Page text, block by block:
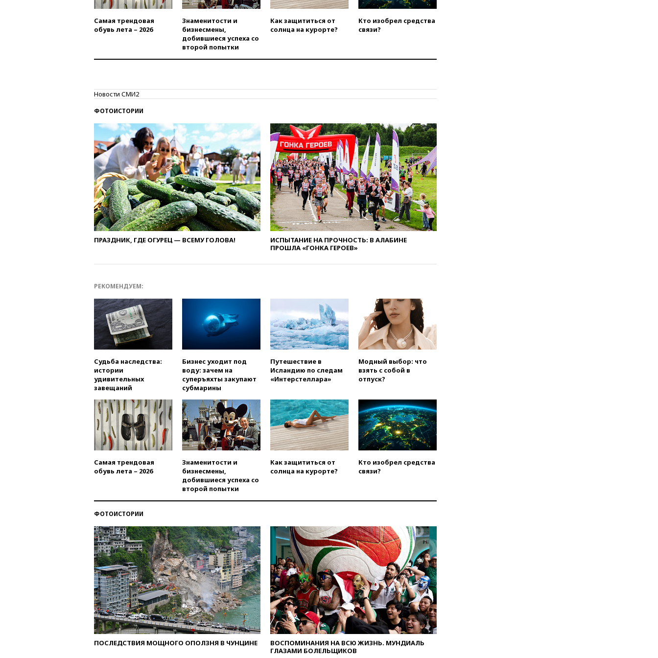
ВМС Испании усилили
присутствие в Сеуте на фоне
миграционного кризиса
качество жилья в Нью-Йорке и
отпустить его с круглого стола
в Госдепе, чтобы «вести
01:35Мигрант погиб при
попытке попасть из Марокко в
Сеуту на параплане
00:30 FT: ЕС не готов принять в
блок Украину из-за уровня
коррупции
вчера, 23:35Лукашенко
объяснил экономическую
выгоду безвизового режима с
ЕС
вчера, 22:59На башню
ресторана «Армения» в
Москве вернут утраченную
Бессент
анонсировал скорое
соглашение о прекращении
огня США и Ирана
вчера, 22:15Три человека
при нападении в Чехии
вчера, 22:00Путин поручил
РЛС для Белгородской
области
вчера, 21:56The Atlantic: Маск
отказал Украине в
использовании Starlink для
атак вглубь РФ
вчера, 21:35 После пожара на
складе в Брянске возбудили
вчера, 21:15Пентагон
опубликовал 16 новых видео с
НЛО
вчера, 21:00 На границе
Украины с Польшей скопилось
свыше 6,5 тысячи грузовиков
вчера, 20:53Швыдкой:
«Интервидение» точно
пройдет в 2026 году
вчера, 20:45ПВО за день
сбила еще 75 украинских
беспилотников над Россией
Самая трендовая
обувь лета – 2026
Знаменитости и
бизнесмены,
добившиеся успеха со
второй попытки
Как защититься от
солнца на курорте?
Кто изобрел средства
связи?
Новости СМИ2
ФОТОИСТОРИИ
ПРАЗДНИК, ГДЕ ОГУРЕЦ — ВСЕМУ ГОЛОВА!
ИСПЫТАНИЕ НА ПРОЧНОСТЬ: В АЛАБИНЕ
ПРОШЛА «ГОНКА ГЕРОЕВ»
РЕКОМЕНДУЕМ:
Судьба наследства:
истории
удивительных
завещаний
Бизнес уходит под
воду: зачем на
суперъяхты закупают
субмарины
Путешествие в
Исландию по следам
«Интерстеллара»
Модный выбор: что
взять с собой в
отпуск?
Самая трендовая
обувь лета – 2026
Знаменитости и
бизнесмены,
добившиеся успеха со
второй попытки
Как защититься от
солнца на курорте?
Кто изобрел средства
связи?
ФОТОИСТОРИИ
ПОСЛЕДСТВИЯ МОЩНОГО ОПОЛЗНЯ В ЧУНЦИНЕ
ВОСПОМИНАНИЯ НА ВСЮ ЖИЗНЬ. МУНДИАЛЬ
ГЛАЗАМИ БОЛЕЛЬЩИКОВ